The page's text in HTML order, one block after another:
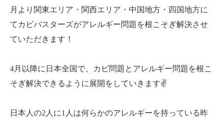
月より関東エリア・関西エリア・中国地方・四国地方に
てカビバスターズがアレルギー問題を根こそぎ解決させ
ていただきます！
4月以降に日本全国で、カビ問題とアレルギー問題を根こ
そぎ解決できるように展開をしていきます✌️
日本人の2人に1人は何らかのアレルギーを持っている昨